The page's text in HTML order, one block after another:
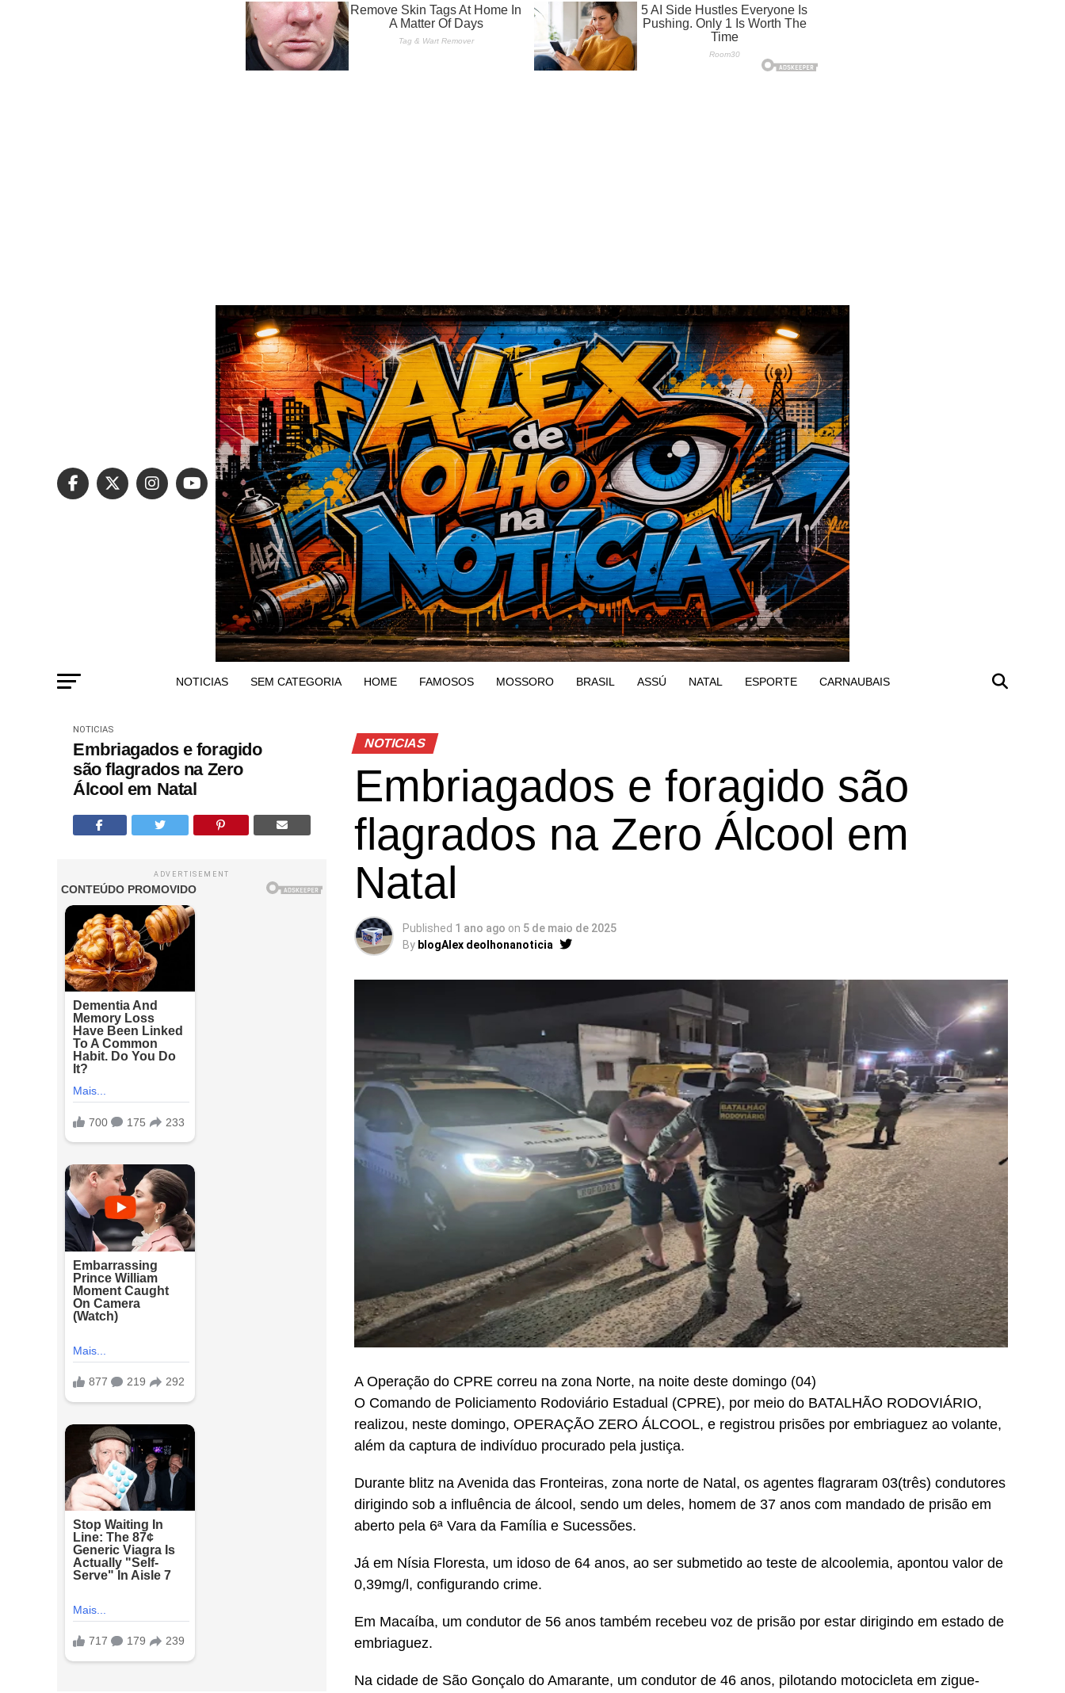
NOTICIAS SEM CATEGORIA HOME FAMOSOS MOSSORO BRASIL ASSÚ NATAL ESPORTE CARNAUBAIS
NOTICIAS
Embriagados e foragido
são flagrados na Zero
Álcool em Natal
ADVERTISEMENT
NOTICIAS
Embriagados e foragido são
flagrados na Zero Álcool em
Natal
Published 1 ano ago on 5 de maio de 2025
By blogAlex deolhonanoticia
A Operação do CPRE correu na zona Norte, na noite deste domingo (04)
O Comando de Policiamento Rodoviário Estadual (CPRE), por meio do BATALHÃO RODOVIÁRIO,
realizou, neste domingo, OPERAÇÃO ZERO ÁLCOOL, e registrou prisões por embriaguez ao volante,
além da captura de indivíduo procurado pela justiça.
Durante blitz na Avenida das Fronteiras, zona norte de Natal, os agentes flagraram 03(três) condutores
dirigindo sob a influência de álcool, sendo um deles, homem de 37 anos com mandado de prisão em
aberto pela 6ª Vara da Família e Sucessões.
Já em Nísia Floresta, um idoso de 64 anos, ao ser submetido ao teste de alcoolemia, apontou valor de
0,39mg/l, configurando crime.
Em Macaíba, um condutor de 56 anos também recebeu voz de prisão por estar dirigindo em estado de
embriaguez.
Na cidade de São Gonçalo do Amarante, um condutor de 46 anos, pilotando motocicleta em zigue-